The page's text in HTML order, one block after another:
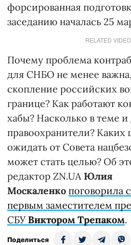
форсированная
заседанию началась 25
RELATED VIDEO
Почему проблема
для СНБО не менее
скопление российских
границе? Как работают
хабы? Насколько в теме и
правоохранители?
ожидать от Совета
может стать целью? Об
редактор ZN.UA Юлия
Москаленко поговорила
первым заместителем
СБУ Виктором Трепаком.
Поделиться